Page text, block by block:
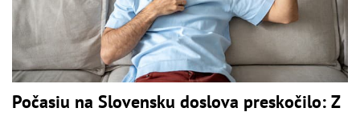
Počasiu na Slovensku doslova preskočilo: Z